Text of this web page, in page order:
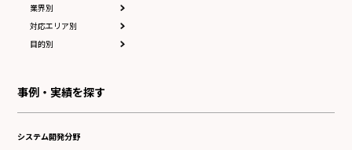
業界別
対応エリア別
目的別
事例・実績を探す
システム開発分野